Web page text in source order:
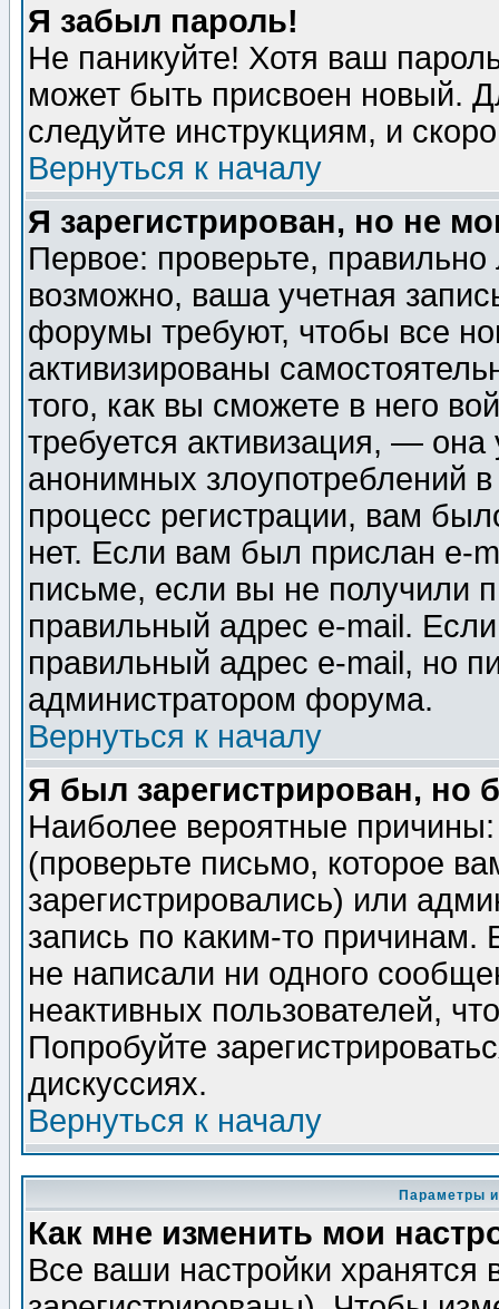
Я забыл пароль!
Не паникуйте! Хотя ваш
может быть присвоен новый.
следуйте инструкциям, и
Вернуться к началу
Я зарегистрирован, но не
Первое: проверьте,
возможно, ваша учетная
форумы требуют, чтобы все
активизированы
того, как вы сможете в него
требуется активизация, —
анонимных злоупотреблений
процесс регистрации, вам
нет. Если вам был прислан e-
письме, если вы не получили
правильный адрес e-mail.
правильный адрес e-mail, но
администратором форума.
Вернуться к началу
Я был зарегистрирован, но
Наиболее вероятные
(проверьте письмо, которое
зарегистрировались) или
запись по каким-то
не написали ни одного
неактивных пользователей,
Попробуйте
дискуссиях.
Вернуться к началу
Параметры
Как мне изменить мои
Все ваши настройки